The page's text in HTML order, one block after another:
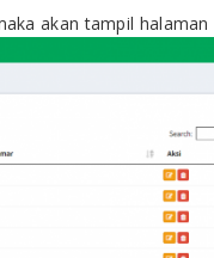
akan tampil halaman